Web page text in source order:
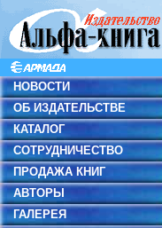
НОВОСТИ
ОБ ИЗДАТЕЛЬСТВЕ
КАТАЛОГ
СОТРУДНИЧЕСТВО
ПРОДАЖА КНИГ
АВТОРЫ
ГАЛЕРЕЯ